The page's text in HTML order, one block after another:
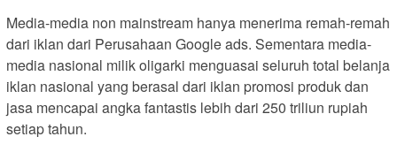
Media-media non mainstream hanya menerima remah-remah
dari iklan dari Perusahaan Google ads. Sementara media-
media nasional milik oligarki menguasai seluruh total belanja
iklan nasional yang berasal dari iklan promosi produk dan
jasa mencapai angka fantastis lebih dari 250 triliun rupiah
setiap tahun.